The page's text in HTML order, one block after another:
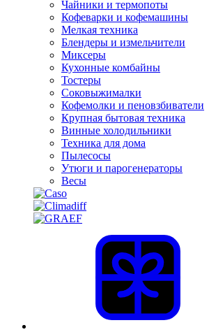
Чайники и термопоты
Кофеварки и кофемашины
Мелкая техника
Блендеры и измельчители
Миксеры
Кухонные комбайны
Тостеры
Соковыжималки
Кофемолки и пеновзбиватели
Крупная бытовая техника
Винные холодильники
Техника для дома
Пылесосы
Утюги и парогенераторы
Весы